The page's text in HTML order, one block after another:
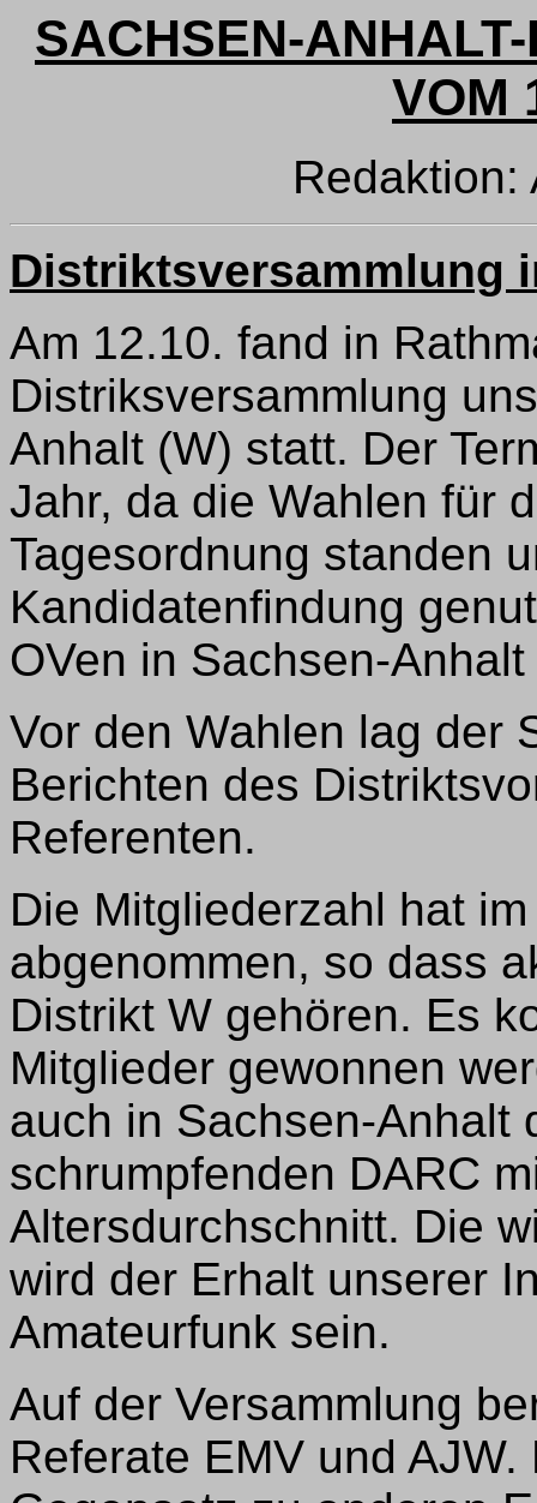
SACHSEN-
VOM
Redaktion:
Distriktsversammlung
Am 12.10. fand in
Distriksversammlung
Anhalt (W) statt. Der
Jahr, da die Wahlen für
Tagesordnung standen
Kandidatenfindung
OVen in Sachsen-
Vor den Wahlen lag der
Berichten des
Referenten.
Die Mitgliederzahl hat
abgenommen, so dass
Distrikt W gehören. Es
Mitglieder gewonnen
auch in Sachsen-Anhalt
schrumpfenden DARC
Altersdurchschnitt. Die
wird der Erhalt unserer
Amateurfunk sein.
Auf der Versammlung
Referate EMV und